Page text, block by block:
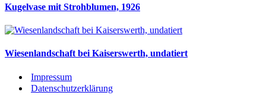
Kugelvase mit Strohblumen, 1926
Wiesenlandschaft bei Kaiserswerth, undatiert
Impressum
Datenschutzerklärung